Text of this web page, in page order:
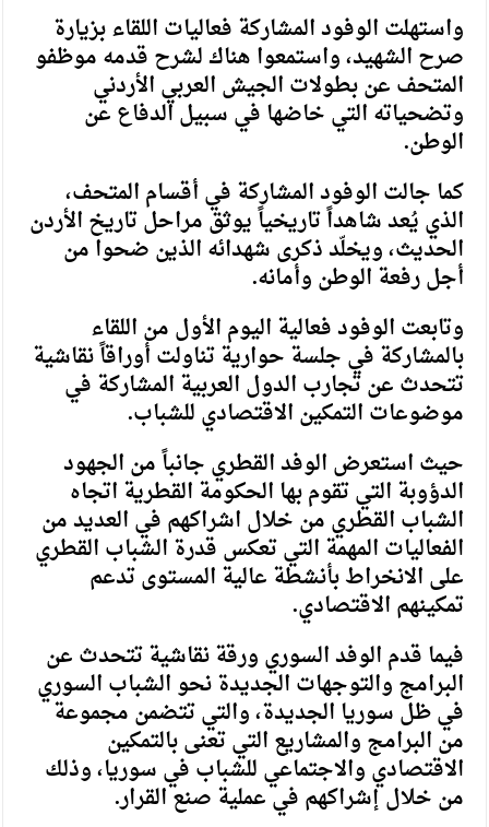
واستهلت الوفود المشاركة فعاليات اللقاء بزيارة
صرح الشهيد، واستمعوا هناك لشرح قدمه موظفو
المتحف عن بطولات الجيش العربي الأردني
وتضحياته التي خاضها في سبيل الدفاع عن
الوطن.
كما جالت الوفود المشاركة في أقسام المتحف،
الذي يُعد شاهداً تاريخياً يوثق مراحل تاريخ الأردن
الحديث، ويخلّد ذكرى شهدائه الذين ضحوا من
أجل رفعة الوطن وأمانه.
وتابعت الوفود فعالية اليوم الأول من اللقاء
بالمشاركة في جلسة حوارية تناولت أوراقاً نقاشية
تتحدث عن تجارب الدول العربية المشاركة في
موضوعات التمكين الاقتصادي للشباب.
حيث استعرض الوفد القطري جانباً من الجهود
الدؤوبة التي تقوم بها الحكومة القطرية اتجاه
الشباب القطري من خلال اشراكهم في العديد من
الفعاليات المهمة التي تعكس قدرة الشباب القطري
على الانخراط بأنشطة عالية المستوى تدعم
تمكينهم الاقتصادي.
فيما قدم الوفد السوري ورقة نقاشية تتحدث عن
البرامج والتوجهات الجديدة نحو الشباب السوري
في ظل سوريا الجديدة، والتي تتضمن مجموعة
من البرامج والمشاريع التي تعنى بالتمكين
الاقتصادي والاجتماعي للشباب في سوريا، وذلك
من خلال إشراكهم في عملية صنع القرار.